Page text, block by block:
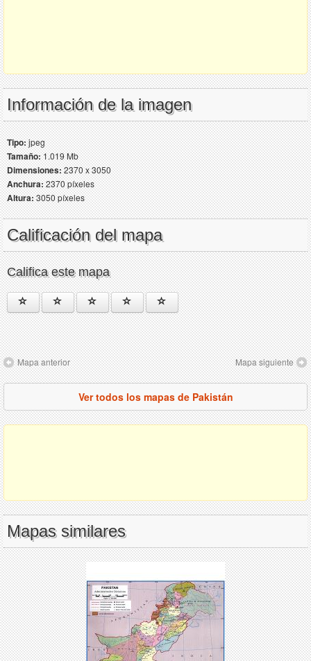
Información de la imagen
Tipo:jpeg
Tamaño:1.019 Mb
Dimensiones:2370 x 3050
Anchura:2370 píxeles
Altura:3050 píxeles
Calificación del mapa
Califica este mapa
Mapa anterior Mapa siguiente
Ver todos los mapas de Pakistán
Mapas similares